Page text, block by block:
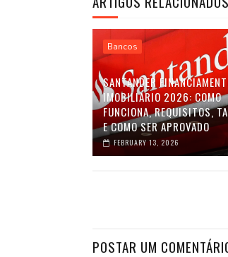
Bancos
SANTANDER
IMOBILIÁRIO 2026: COMO
FUNCIONA, REQUISITOS,
E COMO SER APROVADO
FEBRUARY 13, 2026
POSTAR UM